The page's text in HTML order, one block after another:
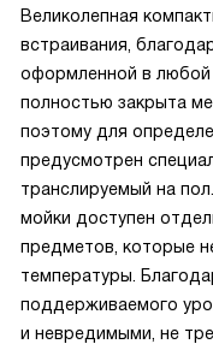
Великолепная
встраивания,
оформленной в любой
полностью закрыта
поэтому для
предусмотрен
транслируемый на
мойки доступен
предметов, которые
температуры.
поддерживаемого
и невредимыми, не